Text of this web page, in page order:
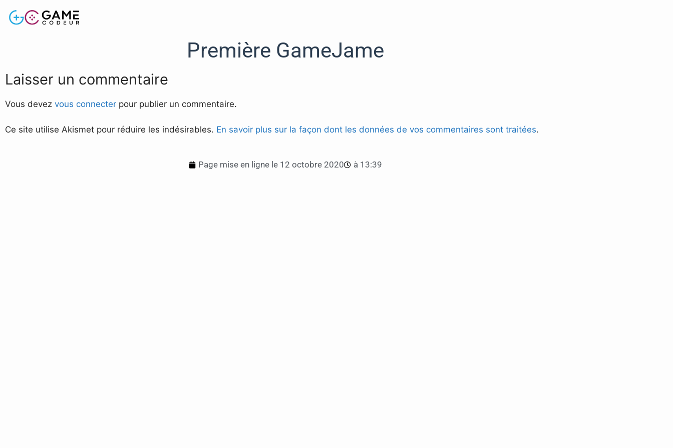
Première GameJame
Laisser un commentaire
Vous devez vous connecter pour publier un commentaire.
Ce site utilise Akismet pour réduire les indésirables. En savoir plus sur la façon dont les données de vos commentaires sont traitées.
Page mise en ligne le 12 octobre 2020 à 13:39